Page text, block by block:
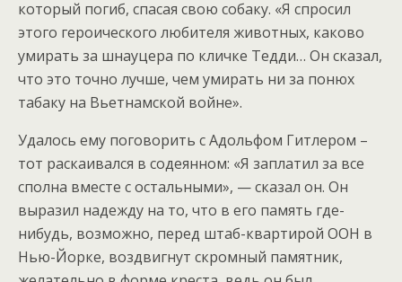
который погиб, спасая свою собаку. «Я спросил
этого героического любителя животных, каково
умирать за шнауцера по кличке Тедди… Он сказал,
что это точно лучше, чем умирать ни за понюх
табаку на Вьетнамской войне».
Удалось ему поговорить с Адольфом Гитлером –
тот раскаивался в содеянном: «Я заплатил за все
сполна вместе с остальными», — сказал он. Он
выразил надежду на то, что в его память где-
нибудь, возможно, перед штаб-квартирой ООН в
Нью-Йорке, воздвигнут скромный памятник,